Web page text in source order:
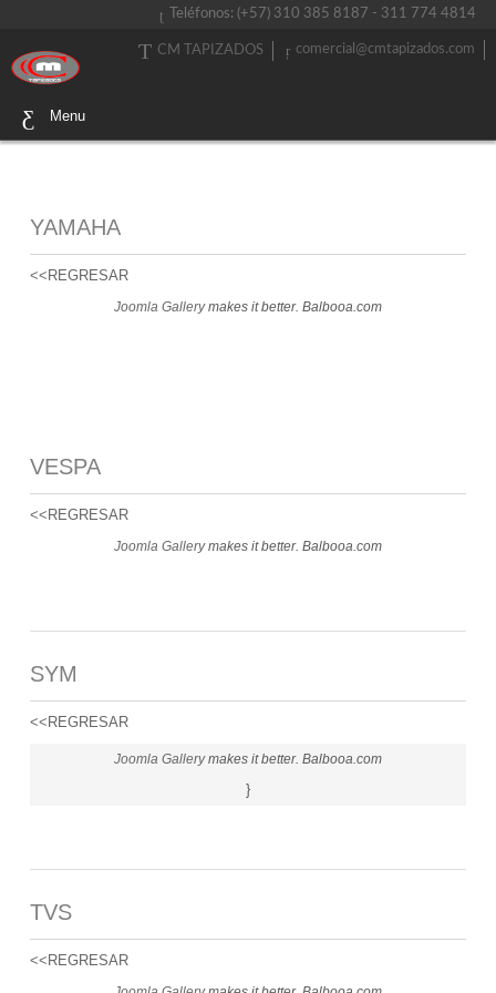
Teléfonos: (+57) 310 385 8187 - 311 774 4814
comercial@cmtapizados.com
CM TAPIZADOS
Menu
YAMAHA
<<REGRESAR
Joomla Gallerymakes it better. Balbooa.com
VESPA
<<REGRESAR
Joomla Gallerymakes it better. Balbooa.com
SYM
<<REGRESAR
Joomla Gallerymakes it better. Balbooa.com
}
TVS
<<REGRESAR